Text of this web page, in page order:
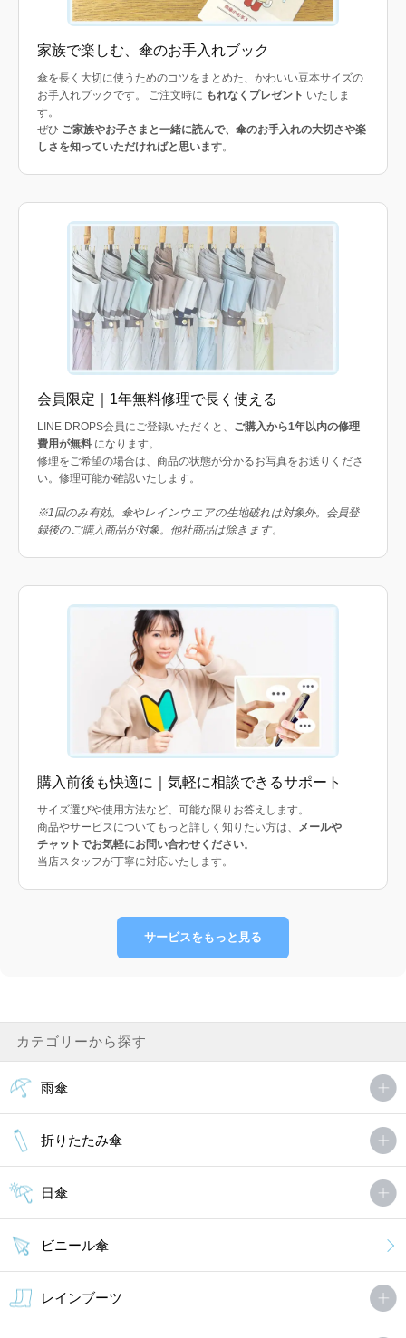
家族で楽しむ、傘のお手入れブック
傘を長く大切に使うためのコツをまとめた、かわいい豆本サイズの
お手入れブックです。 ご注文時に もれなくプレゼント いたしま
す。
ぜひ ご家族やお子さまと一緒に読んで、傘のお手入れの大切さや楽
しさを知っていただければと思います。
会員限定｜1年無料修理で長く使える
LINE DROPS会員にご登録いただくと、 ご購入から1年以内の修理
費用が無料 になります。
修理をご希望の場合は、商品の状態が分かるお写真をお送りくださ
い。修理可能か確認いたします。
※1回のみ有効。傘やレインウエアの生地破れは対象外。会員登
録後のご購入商品が対象。他社商品は除きます。
購入前後も快適に｜気軽に相談できるサポート
サイズ選びや使用方法など、可能な限りお答えします。
商品やサービスについてもっと詳しく知りたい方は、
メールや
チャットでお気軽にお問い合わせください。
当店スタッフが丁寧に対応いたします。
サービスをもっと見る
カテゴリーから探す
雨傘
折りたたみ傘
日傘
ビニール傘
レインブーツ